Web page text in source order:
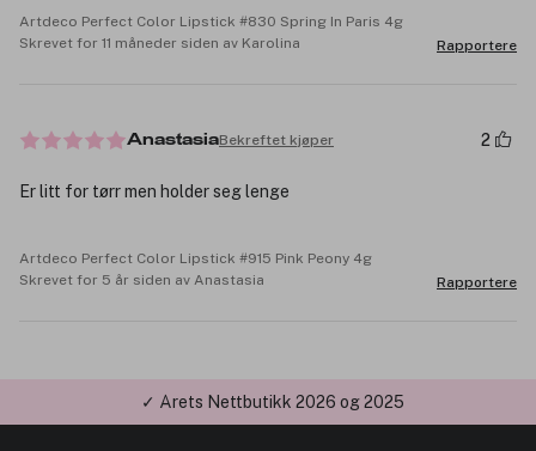
Artdeco Perfect Color Lipstick #830 Spring In Paris 4g
Skrevet for 11 måneder siden av Karolina
Rapportere
AnastasiaBekreftet kjøper 2
Er litt for tørr men holder seg lenge
Artdeco Perfect Color Lipstick #915 Pink Peony 4g
Skrevet for 5 år siden av Anastasia
Rapportere
✓ Årets Nettbutikk 2026 og 2025